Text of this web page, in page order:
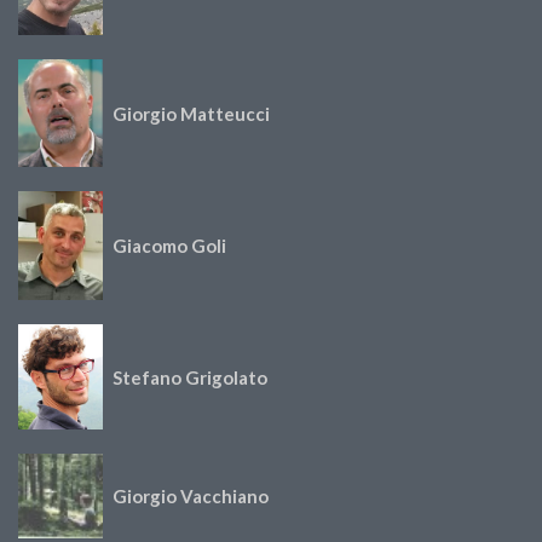
Giorgio Matteucci
Giacomo Goli
Stefano Grigolato
Giorgio Vacchiano